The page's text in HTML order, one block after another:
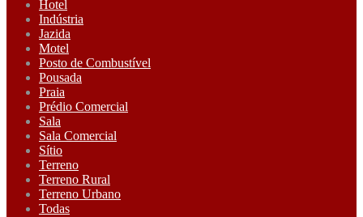
Hotel
Indústria
Jazida
Motel
Posto de Combustível
Pousada
Praia
Prédio Comercial
Sala
Sala Comercial
Sítio
Terreno
Terreno Rural
Terreno Urbano
Todas